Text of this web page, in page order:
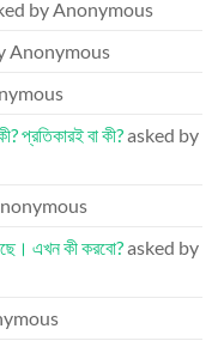
by Anonymous
Anonymous
প্রতিকারই বা কী?asked by
এখন কী করবো?asked by